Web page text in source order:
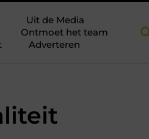
Uit de Media
Ontmoet het team
Adverteren